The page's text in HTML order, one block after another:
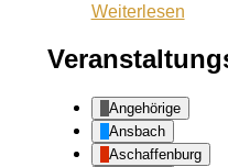
Weiterlesen
Angehörige
Ansbach
Aschaffenburg